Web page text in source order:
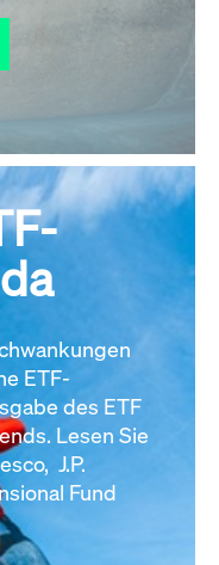
ETF-
des ETF
Lesen Sie
J.P.
Fund